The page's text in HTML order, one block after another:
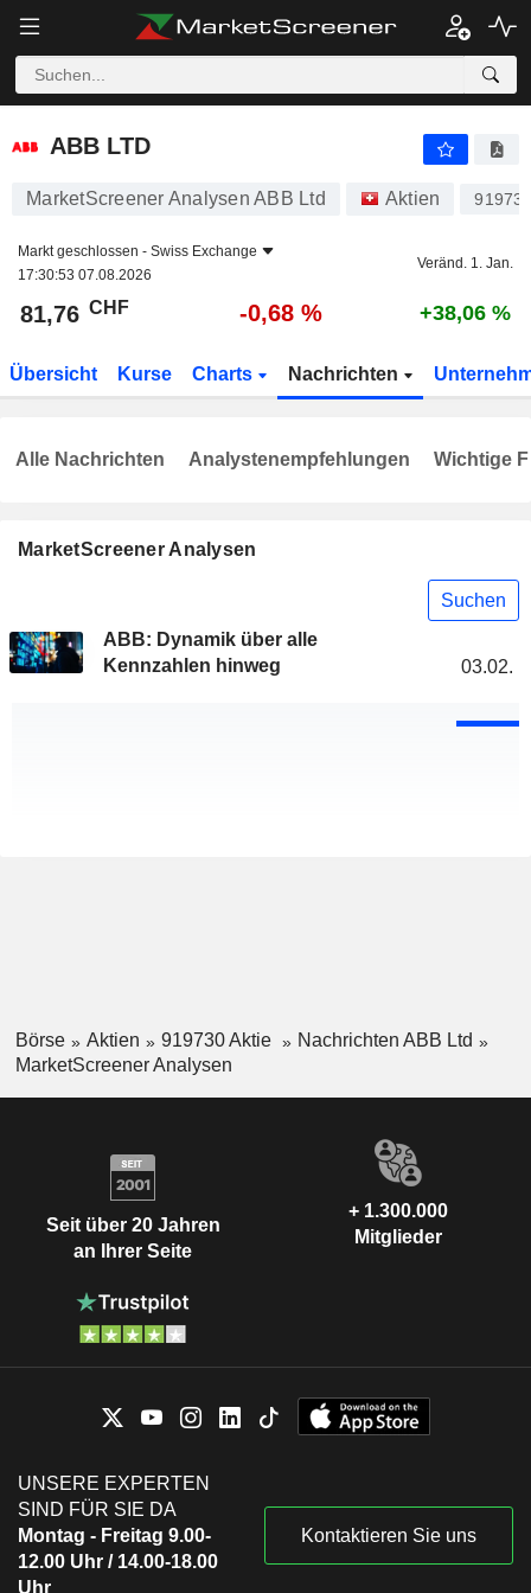
ABB LTD
ABB LTD
MarketScreener Analysen ABB Ltd Aktien
Markt geschlossen - Swiss Exchange
17:30:53 07.08.2026
Veränd. 1. Jan.
81,76 CHF -0,68 % +38,06 %
Übersicht Kurse Charts Nachrichten
MarketScreener Analysen
Suchen
ABB: Dynamik über alle
Kennzahlen hinweg
03.02.
Alle Nachrichten Analystenempfehlungen Wichtige
Börse Aktien 919730 Aktie
Nachrichten ABB Ltd
MarketScreener Analysen
Seit über 20 Jahren
an Ihrer Seite
+ 1.300.000
Mitglieder
UNSERE EXPERTEN
SIND FÜR SIE DA
Montag - Freitag 9.00-
12.00 Uhr / 14.00-18.00
Uhr
Kontaktieren Sie uns